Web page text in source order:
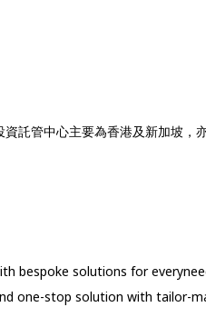
託管中心主要為香港及新加坡，
bespoke solutions for every
one-stop solution with tailor-